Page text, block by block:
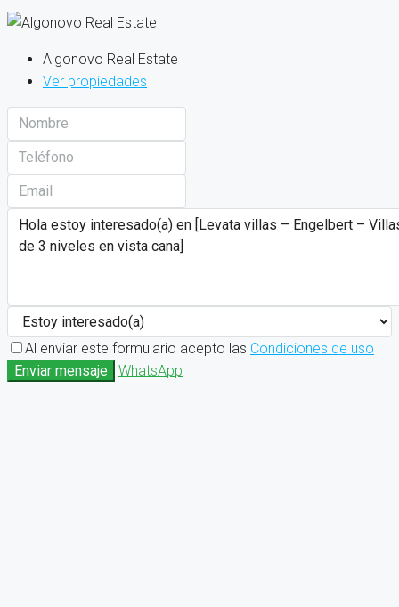
Algonovo Real Estate
Ver propiedades
Al enviar este formulario acepto las Condiciones de uso
Enviar mensaje
WhatsApp